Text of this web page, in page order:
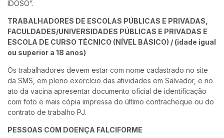
IDOSO”.
TRABALHADORES DE ESCOLAS PÚBLICAS E PRIVADAS,
FACULDADES/UNIVERSIDADES PÚBLICAS E PRIVADAS E
ESCOLA DE CURSO TÉCNICO (NÍVEL BÁSICO) / (idade igual
ou superior a 18 anos)
Os trabalhadores devem estar com nome cadastrado no site
da SMS, em pleno exercício das atividades em Salvador, e no
ato da vacina apresentar documento oficial de identificação
com foto e mais cópia impressa do último contracheque ou do
contrato de trabalho PJ.
PESSOAS COM DOENÇA FALCIFORME